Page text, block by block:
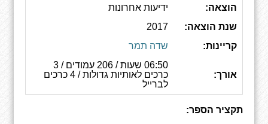
הוצאה:
ידיעות אחרונות
שנת הוצאה:
2017
קריינות:
שדה תמר
אורך:
06:50 שעות / 206 עמודים / 3
כרכים לאותיות גדולות / 4 כרכים
לברייל
תקציר הספר: